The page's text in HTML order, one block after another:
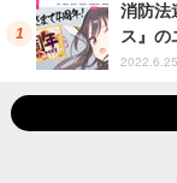
消防法
ス』の